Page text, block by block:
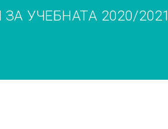
УЧЕБНАТА 2020/2021